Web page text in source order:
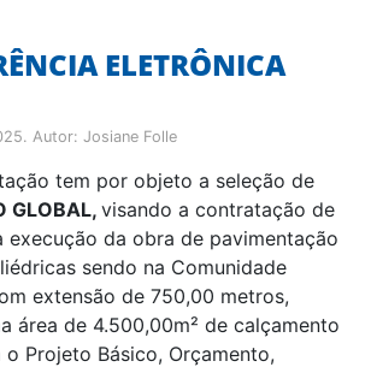
ELETRÔNICA
. Autor: Josiane Folle
tem por objeto a seleção de
GLOBAL, visando a contratação de
execução da obra de pavimentação
sendo na Comunidade
extensão de 750,00 metros,
área de 4.500,00m² de calçamento
Projeto Básico, Orçamento,